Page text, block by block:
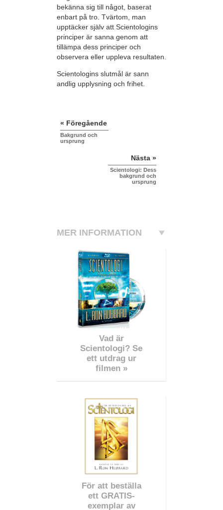
bekänna sig till något, baserat
enbart på tro. Tvärtom, man
upptäcker själv att Scientologins
principer är sanna genom att
tillämpa dess principer och
observera eller uppleva resultaten.
Scientologins slutmål är sann
andlig upplysning och frihet.
« Föregående
Bakgrund och
ursprung
Nästa »
Scientologi: Dess
bakgrund och
ursprung
MER INFORMATION
Vad är
Scientologi? Se
ett utdrag ur
filmen »
För att beställa
ett GRATIS-
exemplar av